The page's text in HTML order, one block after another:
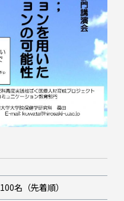
100名（先着順）